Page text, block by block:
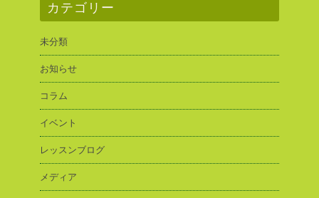
カテゴリー
未分類
お知らせ
コラム
イベント
レッスンブログ
メディア